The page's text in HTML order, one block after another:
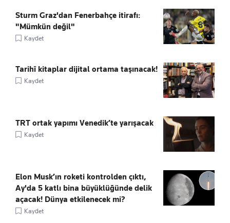
Sturm Graz'dan Fenerbahçe itirafı:
"Mümkün değil"
Kaydet
Tarihî kitaplar dijital ortama taşınacak!
Kaydet
TRT ortak yapımı Venedik’te yarışacak
Kaydet
Elon Musk’ın roketi kontrolden çıktı,
Ay'da 5 katlı bina büyüklüğünde delik
açacak! Dünya etkilenecek mi?
Kaydet